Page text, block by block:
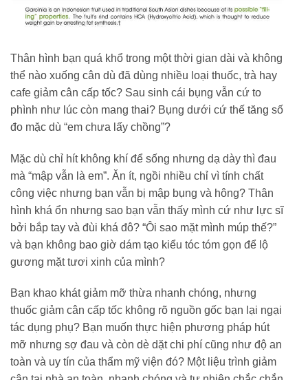
Thân hình bạn quá khổ trong một thời gian dài và không
thể nào xuống cân dù đã dùng nhiều loại thuốc, trà hay
cafe giảm cân cấp tốc? Sau sinh cái bụng vẫn cứ to
phình như lúc còn mang thai? Bụng dưới cứ thế tăng số
đo mặc dù “em chưa lấy chồng”?
Mặc dù chỉ hít không khí để sống nhưng dạ dày thì đau
mà “mập vẫn là em”. Ăn ít, ngồi nhiều chỉ vì tính chất
công việc nhưng bạn vẫn bị mập bụng và hông? Thân
hình khá ổn nhưng sao bạn vẫn thấy mình cứ như lực sĩ
bởi bắp tay và đùi khá đô? “Ôi sao mặt mình múp thế?”
và bạn không bao giờ dám tạo kiểu tóc tóm gọn để lộ
gương mặt tươi xinh của mình?
Bạn khao khát giảm mỡ thừa nhanh chóng, nhưng
thuốc giảm cân cấp tốc không rõ nguồn gốc bạn lại ngại
tác dụng phụ? Bạn muốn thực hiện phương pháp hút
mỡ nhưng sợ đau và còn dè dặt chi phí cũng như độ an
toàn và uy tín của thẩm mỹ viện đó? Một liệu trình giảm